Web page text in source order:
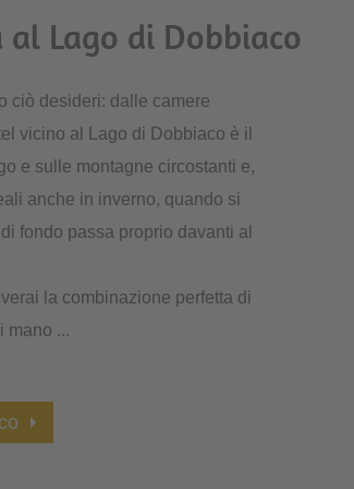
Lago di Dobbiaco
ciò desideri: dalle camere
vicino al Lago di Dobbiaco è il
e sulle montagne circostanti e,
anche in inverno, quando si
fondo passa proprio davanti al
la combinazione perfetta di
mano ...